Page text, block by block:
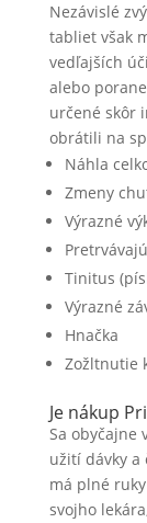
Nezávislé
tabliet však
vedľajších
alebo
určené skôr
obrátili na
Náhla
Zmeny
Výrazné
Tinitus
Výrazné
Hnačka
Zožltnutie
Je nákup
Sa obyčajne
užití dávky a
má plné
svojho